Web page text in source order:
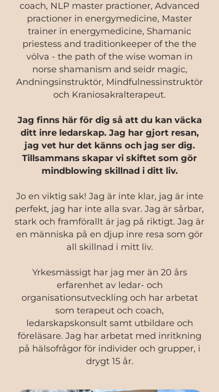
coach, NLP master practioner, Advanced
practioner in energymedicine, Master
trainer in energymedicine, Shamanic
priestess and traditionkeeper of the the
völva - the path of the wise woman in
norse shamanism and seidr magic,
Andningsinstruktör, Mindfulnessinstruktör
och Kraniosakralterapeut.
Jag finns här för dig så att du kan väcka
ditt inre ledarskap. Jag har gjort resan,
jag vet hur det känns och jag ser dig.
Tillsammans skapar vi skiftet som gör
mindblowing skillnad i ditt liv.
Jo en viktig sak! Jag är inte klar, jag är inte
perfekt, jag har inte alla svar. Jag är sårbar,
stark och framförallt är jag på riktigt. Jag är
en människa på en djup inre resa som gör
all skillnad i mitt liv.
Yrkesmässigt har jag mer än 20 års
erfarenhet av ledar- och
organisationsutveckling och har arbetat
som terapeut och coach,
ledarskapskonsult samt utbildare och
föreläsare. Jag har arbetat med inritkning
på hälsofrågor för individer och grupper, i
drygt 15 år.